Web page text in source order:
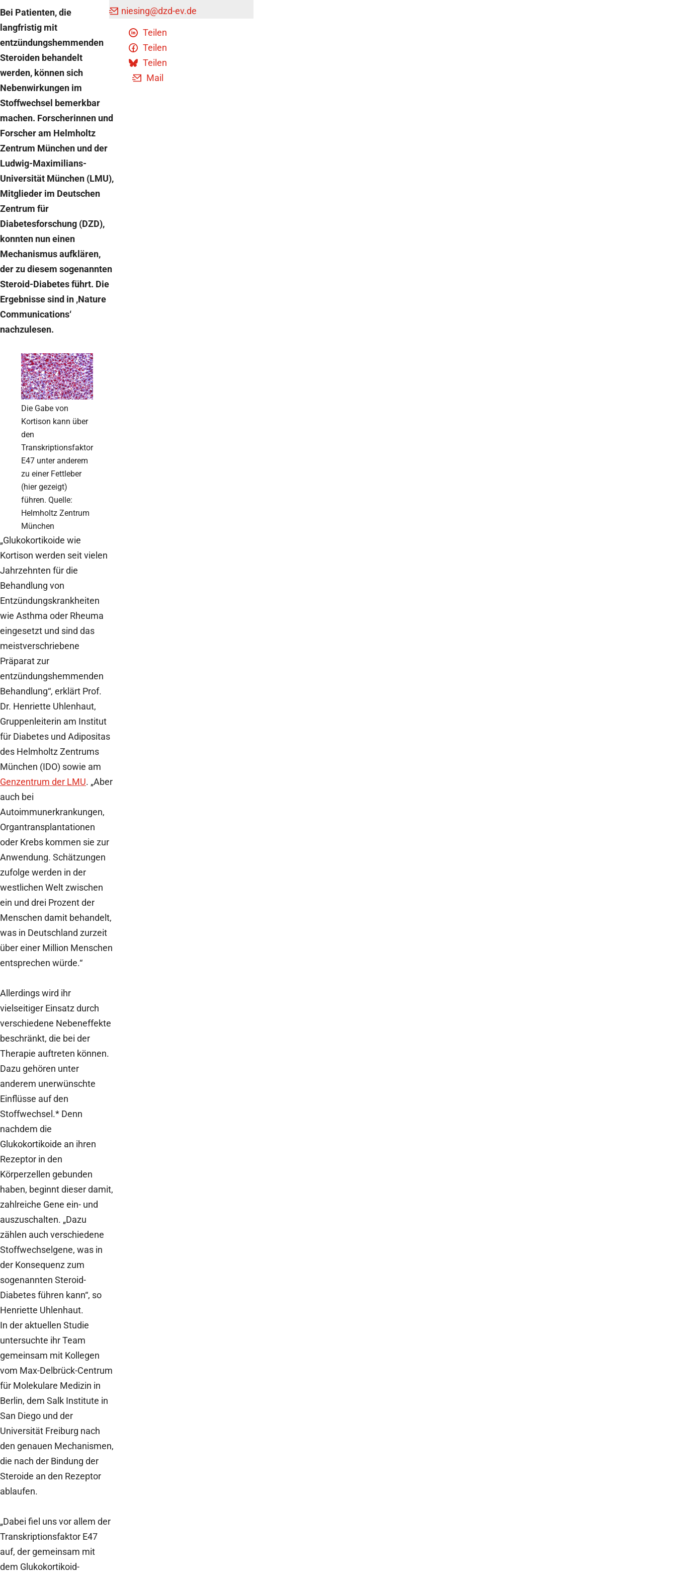
Bei Patienten, die
langfristig mit
entzündungshemmenden
Steroiden behandelt
werden, können sich
Nebenwirkungen im
Stoffwechsel bemerkbar
machen. Forscherinnen und
Forscher am Helmholtz
Zentrum München und der
Ludwig-Maximilians-
Universität München (LMU),
Mitglieder im Deutschen
Zentrum für
Diabetesforschung (DZD),
konnten nun einen
Mechanismus aufklären,
der zu diesem sogenannten
Steroid-Diabetes führt. Die
Ergebnisse sind in ‚Nature
Communications‘
nachzulesen.
Die Gabe von
Kortison kann über
den
Transkriptionsfaktor
E47 unter anderem
zu einer Fettleber
(hier gezeigt)
führen. Quelle:
Helmholtz Zentrum
München
„Glukokortikoide wie
Kortison werden seit vielen
Jahrzehnten für die
Behandlung von
Entzündungskrankheiten
wie Asthma oder Rheuma
eingesetzt und sind das
meistverschriebene
Präparat zur
entzündungshemmenden
Behandlung“, erklärt Prof.
Dr. Henriette Uhlenhaut,
Gruppenleiterin am Institut
für Diabetes und Adipositas
des Helmholtz Zentrums
München (IDO) sowie am
Genzentrum der LMU. „Aber
auch bei
Autoimmunerkrankungen,
Organtransplantationen
oder Krebs kommen sie zur
Anwendung. Schätzungen
zufolge werden in der
westlichen Welt zwischen
ein und drei Prozent der
Menschen damit behandelt,
was in Deutschland zurzeit
über einer Million Menschen
entsprechen würde.“
Allerdings wird ihr
vielseitiger Einsatz durch
verschiedene Nebeneffekte
beschränkt, die bei der
Therapie auftreten können.
Dazu gehören unter
anderem unerwünschte
Einflüsse auf den
Stoffwechsel.* Denn
nachdem die
Glukokortikoide an ihren
Rezeptor in den
Körperzellen gebunden
haben, beginnt dieser damit,
zahlreiche Gene ein- und
auszuschalten. „Dazu
zählen auch verschiedene
Stoffwechselgene, was in
der Konsequenz zum
sogenannten Steroid-
Diabetes führen kann“, so
Henriette Uhlenhaut.
In der aktuellen Studie
untersuchte ihr Team
gemeinsam mit Kollegen
vom Max-Delbrück-Centrum
für Molekulare Medizin in
Berlin, dem Salk Institute in
San Diego und der
Universität Freiburg nach
den genauen Mechanismen,
die nach der Bindung der
Steroide an den Rezeptor
ablaufen.
„Dabei fiel uns vor allem der
Transkriptionsfaktor E47
auf, der gemeinsam mit
dem Glukokortikoid-
Teilen
Teilen
Teilen
Mail
niesing@dzd-ev.de